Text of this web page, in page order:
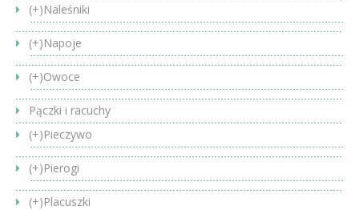
(+)Naleśniki
(+)Napoje
(+)Owoce
Pączki i racuchy
(+)Pieczywo
(+)Pierogi
(+)Placuszki